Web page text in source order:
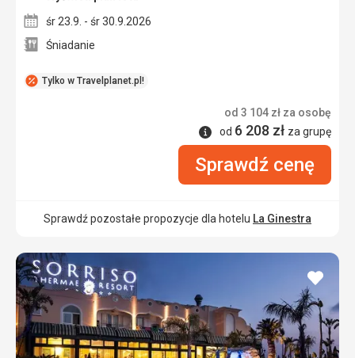
Tylko w Travelplanet.pl!
śr 23.9. - śr 30.9.2026
Śniadanie
od 3 104 zł za osobę
Informacje
od 6 208 zł za grupę
Sprawdź cenę
Sprawdź pozostałe propozycje dla hotelu La Ginestra
dodaj